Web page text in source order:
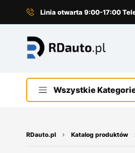
Linia otwarta 9:00-17:00
Wszystkie
RDauto.pl Katalog produktów